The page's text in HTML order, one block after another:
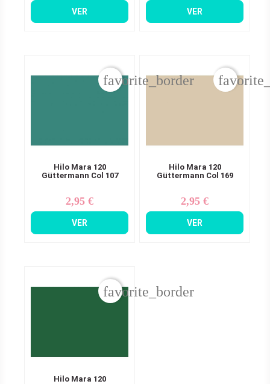
VER VER
Hilo Mara 120
Güttermann Col 107
Precio
2,95 €
VER
favorite_border
Hilo Mara 120
Güttermann Col 169
Precio
2,95 €
VER
Hilo Mara 120
favorite_border